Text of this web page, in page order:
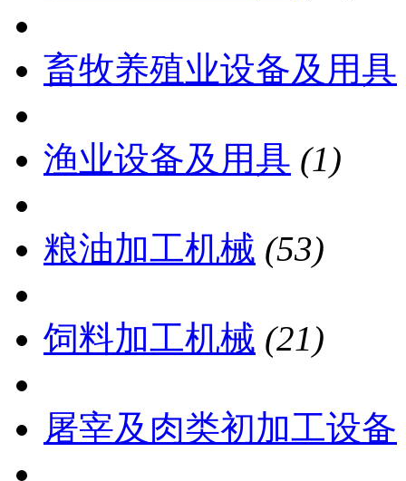
畜牧养殖业设备及用具
渔业设备及用具 (1)
粮油加工机械 (53)
饲料加工机械 (21)
屠宰及肉类初加工设备